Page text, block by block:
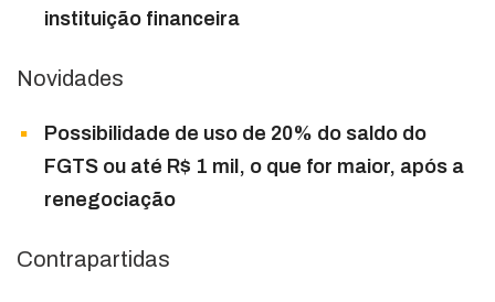
instituição financeira
Novidades
Possibilidade de uso de 20% do saldo do
FGTS ou até R$ 1 mil, o que for maior, após a
renegociação
Contrapartidas